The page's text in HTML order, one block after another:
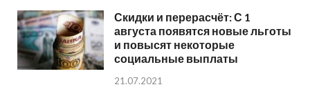
Скидки и перерасчёт: С 1
августа появятся новые льготы
и повысят некоторые
социальные выплаты
21.07.2021